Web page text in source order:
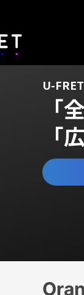
U-
「
「